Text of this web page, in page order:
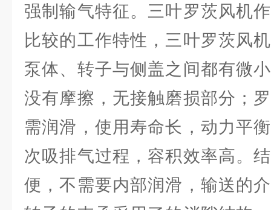
强制输气特征。三叶罗茨风机
比较的工作特性，三叶罗茨风
泵体、转子与侧盖之间都有微
没有摩擦，无接触磨损部分；
需润滑，使用寿命长，动力平
次吸排气过程，容积效率高。
便，不需要内部润滑，输送的